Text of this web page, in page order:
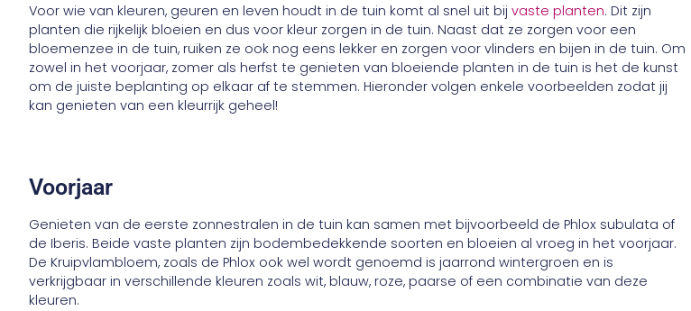
Voor wie van kleuren, geuren en leven houdt in de tuin komt al snel uit bijvaste planten. Dit zijn
planten die rijkelijk bloeien en dus voor kleur zorgen in de tuin. Naast dat ze zorgen voor een
bloemenzee in de tuin, ruiken ze ook nog eens lekker en zorgen voor vlinders en bijen in de tuin. Om
zowel in het voorjaar, zomer als herfst te genieten van bloeiende planten in de tuin is het de kunst
om de juiste beplanting op elkaar af te stemmen. Hieronder volgen enkele voorbeelden zodat jij
kan genieten van een kleurrijk geheel!
Voorjaar
Genieten van de eerste zonnestralen in de tuin kan samen met bijvoorbeeld de Phlox subulata of
de Iberis. Beide vaste planten zijn bodembedekkende soorten en bloeien al vroeg in het voorjaar.
De Kruipvlambloem, zoals de Phlox ook wel wordt genoemd is jaarrond wintergroen en is
verkrijgbaar in verschillende kleuren zoals wit, blauw, roze, paarse of een combinatie van deze
kleuren.